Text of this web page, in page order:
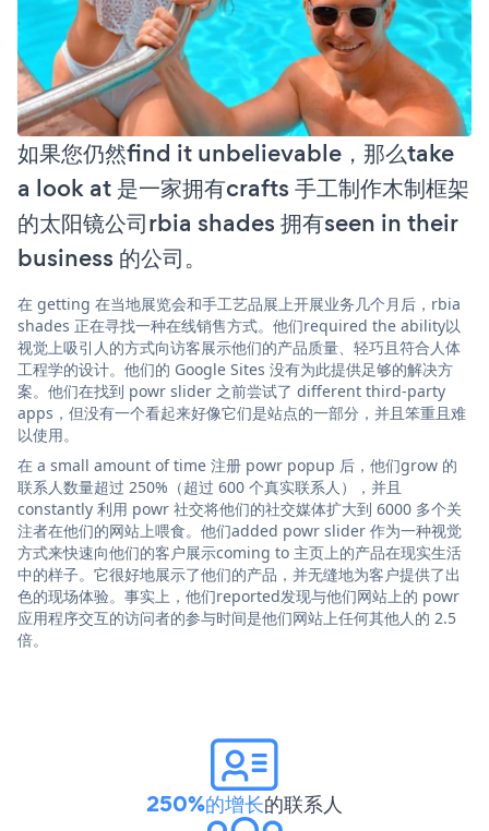
如果您仍然find it unbelievable，那么take
a look at 是一家拥有crafts 手工制作木制框架
的太阳镜公司rbia shades 拥有seen in their
business 的公司。
在 getting 在当地展览会和手工艺品展上开展业务几个月后，rbia
shades 正在寻找一种在线销售方式。他们required the ability以
视觉上吸引人的方式向访客展示他们的产品质量、轻巧且符合人体
工程学的设计。他们的 Google Sites 没有为此提供足够的解决方
案。他们在找到 powr slider 之前尝试了 different third-party
apps，但没有一个看起来好像它们是站点的一部分，并且笨重且难
以使用。
在 a small amount of time 注册 powr popup 后，他们grow 的
联系人数量超过 250%（超过 600 个真实联系人），并且
constantly 利用 powr 社交将他们的社交媒体扩大到 6000 多个关
注者在他们的网站上喂食。他们added powr slider 作为一种视觉
方式来快速向他们的客户展示coming to 主页上的产品在现实生活
中的样子。它很好地展示了他们的产品，并无缝地为客户提供了出
色的现场体验。事实上，他们reported发现与他们网站上的 powr
应用程序交互的访问者的参与时间是他们网站上任何其他人的 2.5
倍。
250%的增长的联系人